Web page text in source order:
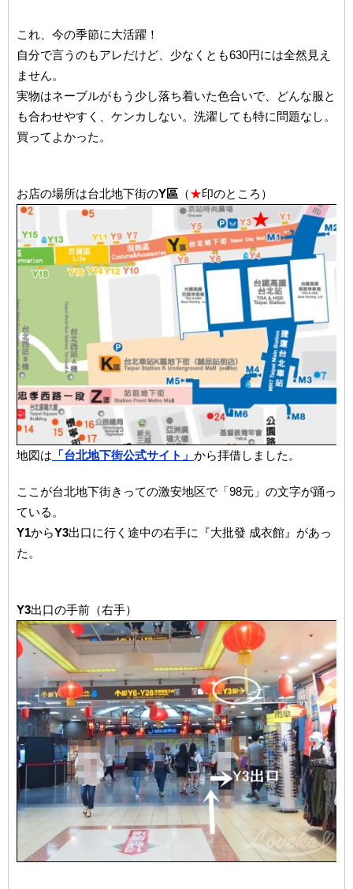
これ、今の季節に大活躍！
自分で言うのもアレだけど、少なくとも630円には全然見え
ません。
実物はネーブルがもう少し落ち着いた色合いで、どんな服と
も合わせやすく、ケンカしない。洗濯しても特に問題なし。
買ってよかった。
お店の場所は台北地下街のY區 （★印のところ）
地図は 「台北地下街公式サイト」 から拝借しました。
ここが台北地下街きっての激安地区で「98元」の文字が踊っ
ている。
Y1からY3出口に行く途中の右手に『大批發 成衣館』があっ
た。
Y3出口の手前（右手）